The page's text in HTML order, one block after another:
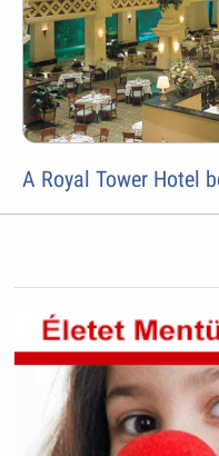
A Royal Tower Hotel